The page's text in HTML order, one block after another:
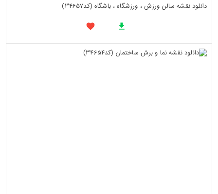
دانلود نقشه سالن ورزش ، ورزشگاه ، باشگاه (کد34657)